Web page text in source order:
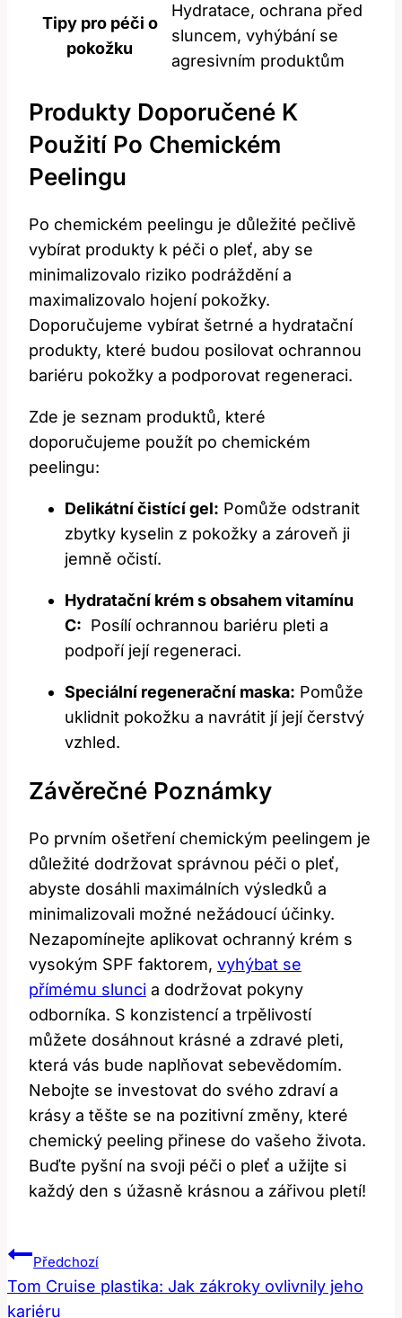
Tipy pro péči ⁣o
pokožku
Hydratace, ochrana před
sluncem, vyhýbání se
agresivním ‌produktům
Produkty Doporučené K
‍použití Po‌ Chemickém
Peelingu
Po‍ chemickém ‍peelingu je důležité pečlivě
vybírat produkty⁤ k péči o pleť, aby​ se
minimalizovalo riziko podráždění a
maximalizovalo hojení ⁤pokožky.
Doporučujeme vybírat šetrné⁤ a hydratační
produkty, které budou posilovat ⁣ochrannou
bariéru pokožky‍ a podporovat regeneraci.
Zde⁣ je seznam produktů, které ​
doporučujeme použít po chemickém
peelingu:
Delikátní ⁣čistící gel: ‌Pomůže odstranit
zbytky kyselin ⁢z pokožky a zároveň ⁤ji
jemně očistí.
Hydratační ⁤krém s‌ obsahem​ vitamínu
C: ‌ Posílí ochrannou bariéru pleti​ a
podpoří její regeneraci.
Speciální regenerační maska: Pomůže
uklidnit ‌pokožku a ⁢navrátit jí její čerstvý
vzhled.
Závěrečné Poznámky
Po prvním ⁤ošetření chemickým peelingem je
důležité dodržovat‌ správnou péči o pleť,
⁤abyste ‍dosáhli ‍maximálních výsledků a
minimalizovali⁤ možné nežádoucí účinky.
Nezapomínejte ​aplikovat ochranný krém s
vysokým SPF faktorem, vyhýbat se
přímému slunci a dodržovat pokyny⁣
odborníka. S konzistencí a trpělivostí
můžete dosáhnout krásné a zdravé pleti,
která vás bude ⁢naplňovat sebevědomím.
Nebojte​ se​ investovat do ⁣svého zdraví a‌
krásy a těšte ⁤se na‌ pozitivní změny, ⁤které
chemický⁤ peeling ⁢přinese do⁤ vašeho života.
Buďte ⁢pyšní na svoji ⁤péči o pleť a užijte ​si⁣
každý den s úžasně krásnou a ​zářivou pletí!
Navigace
Pro
Předchozí
Tom Cruise plastika: Jak zákroky ovlivnily jeho
kariéru